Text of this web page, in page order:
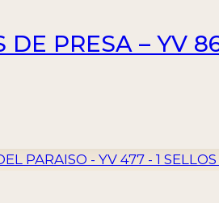
DE PRESA – YV